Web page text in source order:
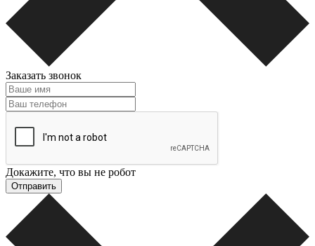
Заказать звонок
Докажите, что вы не робот